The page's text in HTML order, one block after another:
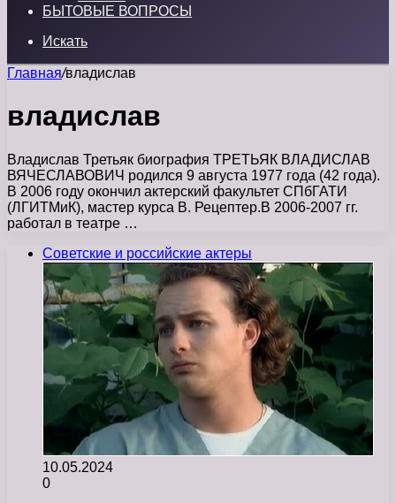
БЫТОВЫЕ ВОПРОСЫ
Искать
Главная/владислав
владислав
Владислав Третьяк биография ТРЕТЬЯК ВЛАДИСЛАВ
ВЯЧЕСЛАВОВИЧ родился 9 августа 1977 года (42 года).
В 2006 году окончил актерский факультет СПбГАТИ
(ЛГИТМиК), мастер курса В. Рецептер.В 2006-2007 гг.
работал в театре …
Советские и российские актеры
10.05.2024
0